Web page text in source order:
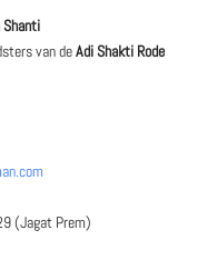
van deAdi Shakti Rode
(Jagat Prem)